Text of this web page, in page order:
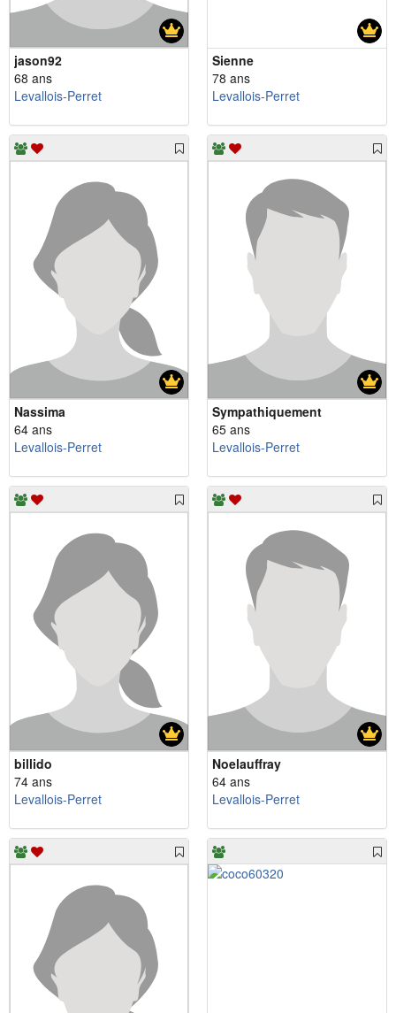
jason92
68 ans
Levallois-Perret
Sienne
78 ans
Levallois-Perret
Nassima
64 ans
Levallois-Perret
Sympathiquement
65 ans
Levallois-Perret
billido
74 ans
Levallois-Perret
Noelauffray
64 ans
Levallois-Perret